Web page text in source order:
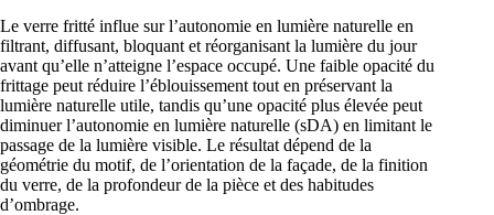
Le verre fritté influe sur l’autonomie en lumière naturelle en
filtrant, diffusant, bloquant et réorganisant la lumière du jour
avant qu’elle n’atteigne l’espace occupé. Une faible opacité du
frittage peut réduire l’éblouissement tout en préservant la
lumière naturelle utile, tandis qu’une opacité plus élevée peut
diminuer l’autonomie en lumière naturelle (sDA) en limitant le
passage de la lumière visible. Le résultat dépend de la
géométrie du motif, de l’orientation de la façade, de la finition
du verre, de la profondeur de la pièce et des habitudes
d’ombrage.